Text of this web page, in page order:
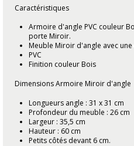
Caractéristiques
Armoire d'angle PVC couleur
porte Miroir.
Meuble Miroir d'angle avec une
PVC
Finition couleur Bois
Dimensions Armoire Miroir d'angle
Longueurs angle : 31 x 31 cm
Profondeur du meuble : 26 cm
Largeur : 35,5 cm
Hauteur : 60 cm
Petits côtés devant 6 cm.